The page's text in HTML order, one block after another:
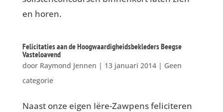
en horen.
Felicitaties aan de Hoogwaardigheidsbekleders Beegse
Vasteloavend
door Raymond Jennen | 13 januari 2014| Geen
categorie
Naast onze eigen Iëre-Zawpens feliciteren